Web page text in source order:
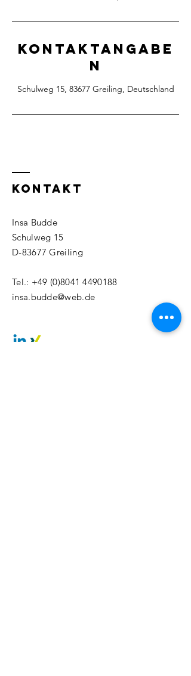
Kontaktangabe
n
Schulweg 15, 83677 Greiling, Deutschland
KONTAKT
Insa Budde
Schulweg 15
D-83677 Greiling
Tel.: +49 (0)8041 4490188
insa.budde@web.de